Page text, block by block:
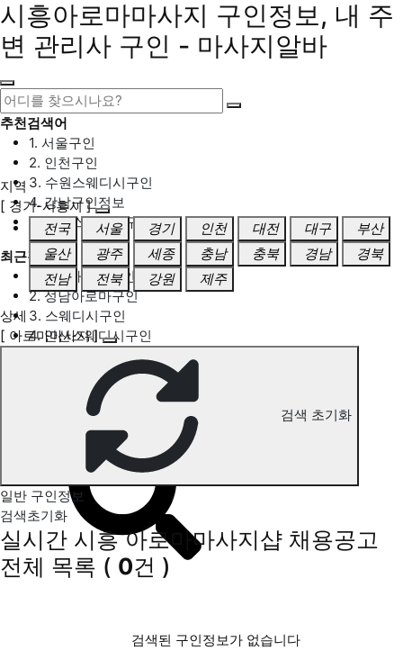
시흥아로마마사지 구인정보, 내 주
변 관리사 구인 - 마사지알바
추천검색어
1. 서울구인
2. 인천구인
3. 수원스웨디시구인
4. 강남구인정보
5. 동탄스웨디시구인
최근검색어
1. 일산마사지구인
2. 성남아로마구인
3. 스웨디시구인
4. 안산스웨디시구인
시흥 아로마마사지 구인정보
지역
[ 경기-시흥시 ]
전국
서울 경기 인천 대전 대구
부산
울산
광주 세종 충남 충북 경남
경북
전남
전북 강원 제주
상세
[ 아로마마사지 ]
검색 초기화
일반 구인정보
검색초기화
실시간 시흥 아로마마사지샵 채용공고
전체 목록 ( 0건 )
검색된 구인정보가 없습니다